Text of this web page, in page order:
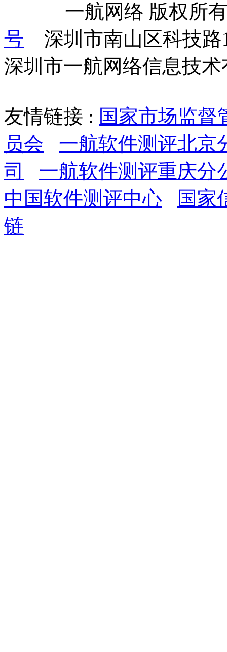
一航网络 版
号
深圳市南山区科技
深圳市一航网络信息技
友情链接 : 国家市场监督
员会
一航软件测评北京
司
一航软件测评重庆分
中国软件测评中心
国家
链